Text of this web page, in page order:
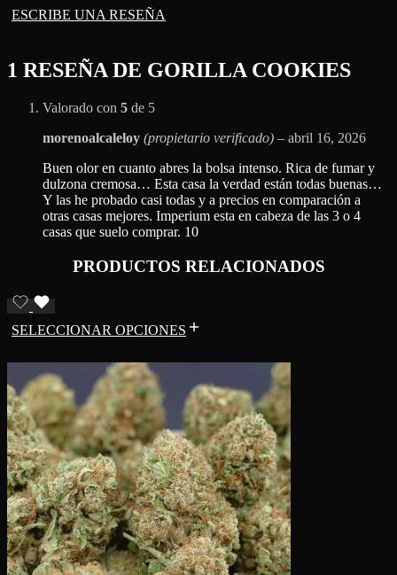
ESCRIBE UNA RESEÑA
1 RESEÑA DE GORILLA COOKIES
Valorado con 5 de 5
morenoalcaleloy (propietario verificado) – abril 16, 2026
Buen olor en cuanto abres la bolsa intenso. Rica de fumar y
dulzona cremosa… Esta casa la verdad están todas buenas…
Y las he probado casi todas y a precios en comparación a
otras casas mejores. Imperium esta en cabeza de las 3 o 4
casas que suelo comprar. 10
PRODUCTOS RELACIONADOS
SELECCIONAR OPCIONES